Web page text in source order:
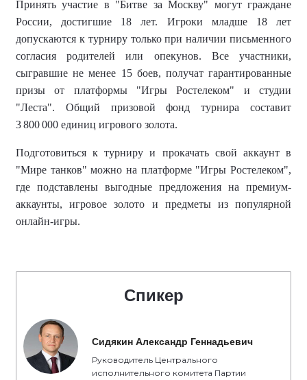
Принять участие в "Битве за Москву" могут граждане
России, достигшие 18 лет. Игроки младше 18 лет
допускаются к турниру только при наличии письменного
согласия родителей или опекунов. Все участники,
сыгравшие не менее 15 боев, получат гарантированные
призы от платформы "Игры Ростелеком" и студии
"Леста". Общий призовой фонд турнира составит
3 800 000 единиц игрового золота.
Подготовиться к турниру и прокачать свой аккаунт в
"Мире танков" можно на платформе "Игры Ростелеком",
где подставлены выгодные предложения на премиум-
аккаунты, игровое золото и предметы из популярной
онлайн-игры.
Спикер
Сидякин Александр Геннадьевич
Руководитель Центрального
исполнительного комитета Партии